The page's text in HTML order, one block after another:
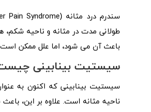
طولانی مدت در مثانه و ناحیه شکم،
باعث آن می شود، اما علل ممکن
سیستیت بینابینی
ناحیه مثانه است. علاوه بر این،